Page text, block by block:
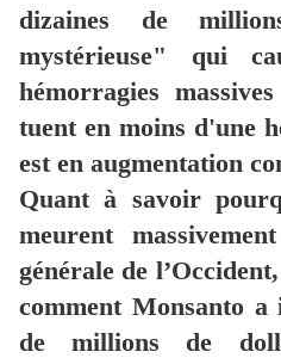
dizaines de
mystérieuse" qui
hémorragies
tuent en moins d'une
est en augmentation
Quant à savoir
meurent
générale de
comment Monsanto a
de millions de